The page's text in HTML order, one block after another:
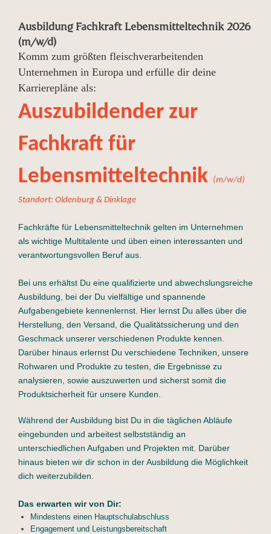
Ausbildung Fachkraft Lebensmitteltechnik 2026
(m/w/d)
Komm zum größten fleischverarbeitenden
Unternehmen in Europa und erfülle dir deine
Karrierepläne als:
Auszubildender zur
Fachkraft für
Lebensmitteltechnik (m/w/d)
Standort: Oldenburg & Dinklage
Fachkräfte für Lebensmitteltechnik gelten im Unternehmen
als wichtige Multitalente und üben einen interessanten und
verantwortungsvollen Beruf aus.
Bei uns erhältst Du eine qualifizierte und abwechslungsreiche
Ausbildung, bei der Du vielfältige und spannende
Aufgabengebiete kennenlernst. Hier lernst Du alles über die
Herstellung, den Versand, die Qualitätssicherung und den
Geschmack unserer verschiedenen Produkte kennen.
Darüber hinaus erlernst Du verschiedene Techniken, unsere
Rohwaren und Produkte zu testen, die Ergebnisse zu
analysieren, sowie auszuwerten und sicherst somit die
Produktsicherheit für unsere Kunden.
Während der Ausbildung bist Du in die täglichen Abläufe
eingebunden und arbeitest selbstständig an
unterschiedlichen Aufgaben und Projekten mit. Darüber
hinaus bieten wir dir schon in der Ausbildung die Möglichkeit
dich weiterzubilden.
Das erwarten wir von Dir:
Mindestens einen Hauptschulabschluss
Engagement und Leistungsbereitschaft